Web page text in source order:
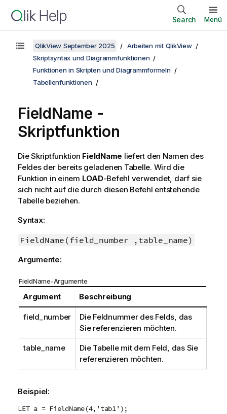
Search Menü
QlikView September 2025
Arbeiten mit QlikView
Skriptsyntax und Diagrammfunktionen
Funktionen in Skripten und Diagrammformeln
Tabellenfunktionen
FieldName -
Skriptfunktion
Die Skriptfunktion FieldName liefert den Namen des
Feldes der bereits geladenen Tabelle. Wird die
Funktion in einem LOAD-Befehl verwendet, darf sie
sich nicht auf die durch diesen Befehl entstehende
Tabelle beziehen.
Syntax:
FieldName(field_number ,table_name)
Argumente:
FieldName-Argumente
Argument Beschreibung
field_number
Die Feldnummer des Felds, das
Sie referenzieren möchten.
table_name
Die Tabelle mit dem Feld, das Sie
referenzieren möchten.
Beispiel:
LET a = FieldName(4,'tab1');